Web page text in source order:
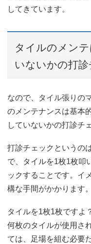
してきています。
タイルのメン
いないかの打診
なので、タイル張りの
のメンテナンスは基本
していないかの打診チ
打診チェックというの
で、タイルを1枚1枚叩
ックすることです。イ
構な手間がかかります。
タイルを1枚1枚ですよ
何枚のタイルが使用さ
ては、足場を組む必要